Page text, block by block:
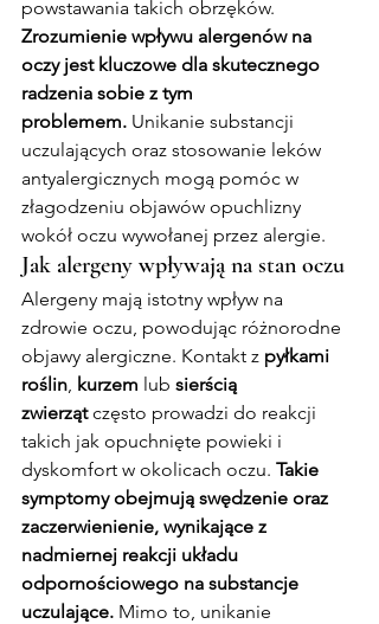
powstawania takich obrzęków.
Zrozumienie wpływu alergenów na
oczy jest kluczowe dla skutecznego
radzenia sobie z tym
problemem. Unikanie substancji
uczulających oraz stosowanie leków
antyalergicznych mogą pomóc w
złagodzeniu objawów opuchlizny
wokół oczu wywołanej przez alergie.
Jak alergeny wpływają na stan oczu
Alergeny mają istotny wpływ na
zdrowie oczu, powodując różnorodne
objawy alergiczne. Kontakt z pyłkami
roślin kurzem lub sierścią
zwierząt często prowadzi do reakcji
takich jak opuchnięte powieki i
dyskomfort w okolicach oczu. Takie
symptomy obejmują swędzenie oraz
zaczerwienienie, wynikające z
nadmiernej reakcji układu
odpornościowego na substancje
uczulające. Mimo to, unikanie